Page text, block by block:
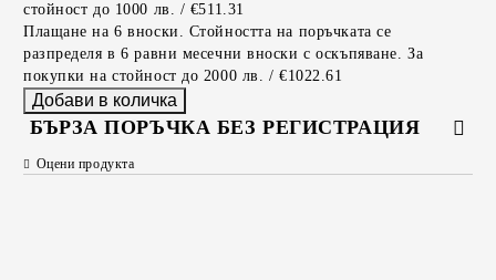
стойност до 1000 лв. / €511.31
Плащане на 6 вноски. Стойността на поръчката се
разпределя в 6 равни месечни вноски с оскъпяване. За
покупки на стойност до 2000 лв. / €1022.61
БЪРЗА ПОРЪЧКА БЕЗ РЕГИСТРАЦИЯ
Оцени продукта